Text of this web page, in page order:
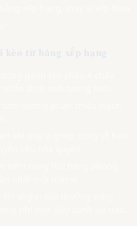
nhất mới trọn vị.
phí một giây sành sỏi nào.